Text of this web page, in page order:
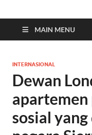
MAIN MENU
INTERNASIONAL
Dewan
sosial